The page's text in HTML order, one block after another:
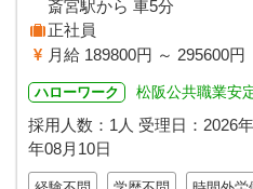
斎宮駅から 車5分
正社員
月給 189800円 ～ 295600円
ハローワーク 松阪公共職業安
採用人数：1人 受理日： 2026
年08月10日